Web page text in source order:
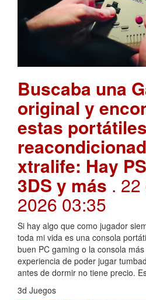
Buscaba una
original y
estas
xtralife: Hay
3DS y más. 22
2026 03:35
Si hay algo que como jugador
toda mi vida es una consola
buen PC gaming o la consola
experiencia de poder jugar
antes de dormir no tiene precio.
3d Juegos